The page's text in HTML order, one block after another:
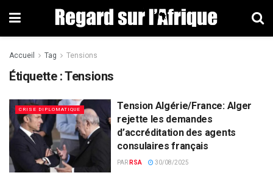
Accueil Tag Tensions
Étiquette : Tensions
CRISE DIPLOMATIQUE
Tension Algérie/France: Alger
rejette les demandes
d’accréditation des agents
consulaires français
PAR RSA 30/08/2025